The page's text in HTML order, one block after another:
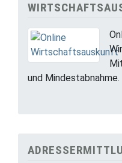
und Mindestabnahme.